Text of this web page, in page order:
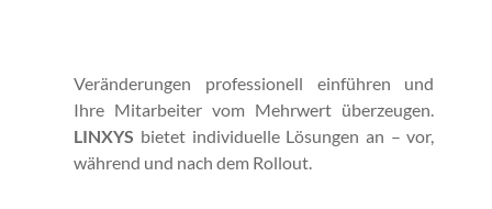
Verän­derun­gen pro­fes­sionell ein­führen und
Ihre Mitar­beit­er vom Mehrw­ert überzeu­gen.
LINXYS bietet indi­vidu­elle Lösun­gen an – vor,
während und nach dem Roll­out.